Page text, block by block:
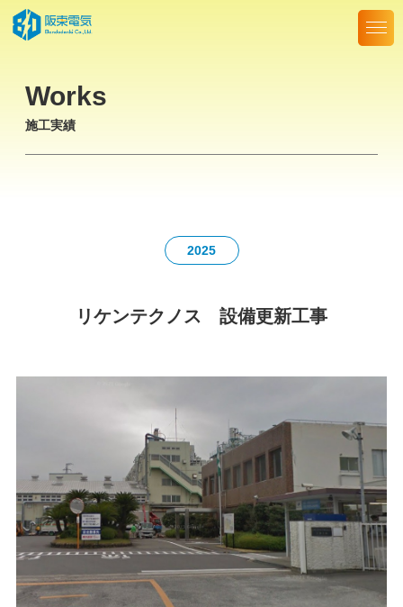
Skip
Works
施工実績
2025
リケンテクノス 設備更新工事